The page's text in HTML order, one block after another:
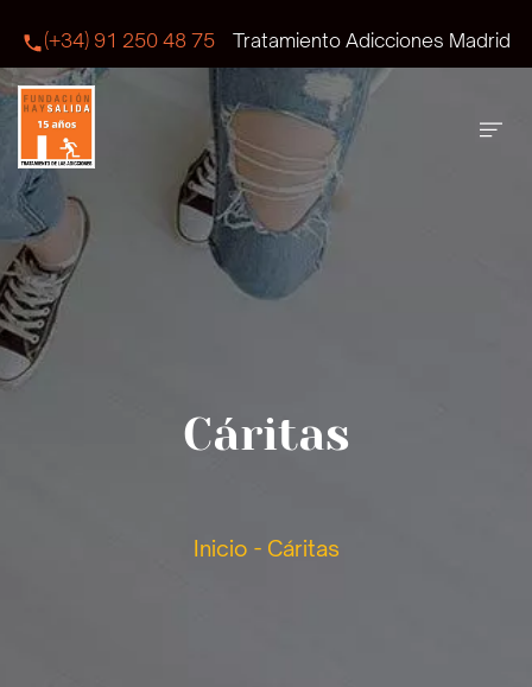
(+34) 91 250 48 75 Tratamiento Adicciones Madrid
Cáritas
Inicio - Cáritas